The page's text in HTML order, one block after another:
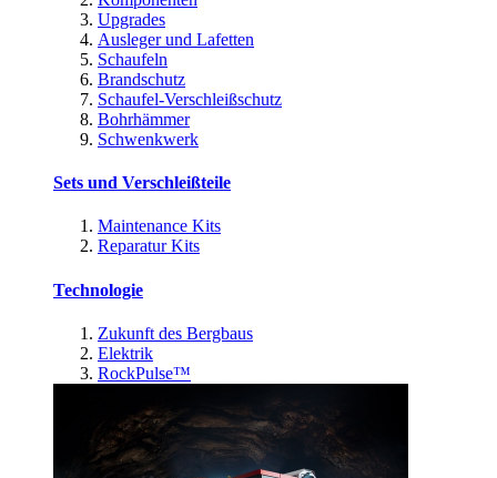
Upgrades
Ausleger und Lafetten
Schaufeln
Brandschutz
Schaufel-Verschleißschutz
Bohrhämmer
Schwenkwerk
Sets und Verschleißteile
Maintenance Kits
Reparatur Kits
Technologie
Zukunft des Bergbaus
Elektrik
RockPulse™